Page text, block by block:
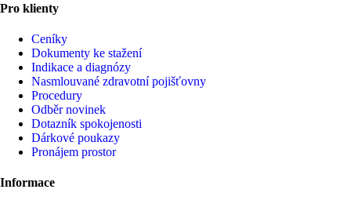
Pro klienty
Ceníky
Dokumenty ke stažení
Indikace a diagnózy
Nasmlouvané zdravotní pojišťovny
Procedury
Odběr novinek
Dotazník spokojenosti
Dárkové poukazy
Pronájem prostor
Informace